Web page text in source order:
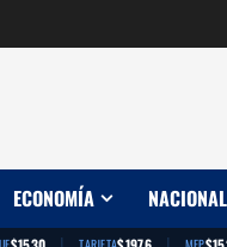
ECONOMÍA NACIONAL